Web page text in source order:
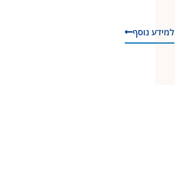
למידע נוסף